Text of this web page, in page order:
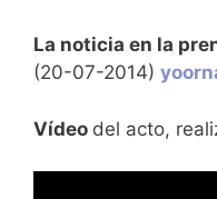
La noticia en la
(20-07-2014)
Vídeo del acto,